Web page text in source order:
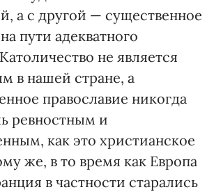
а с другой — существенное
пути адекватного
не является
в нашей стране, а
православие никогда
ревностным и
как это христианское
же, в то время как Европа
в частности старались